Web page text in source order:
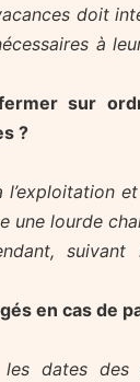
doit
à
sur
?
lourde
en cas de
dates des